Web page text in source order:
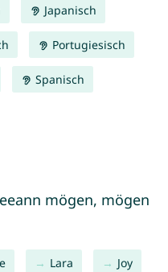
Japanisch
Portugiesisch
Spanisch
mögen, mögen
Lara Joy